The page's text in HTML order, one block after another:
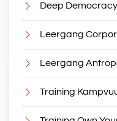
Deep Democracy
Leergang
Leergang
Training